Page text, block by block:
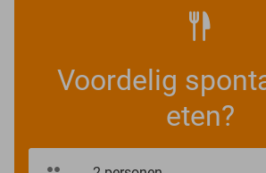
Voordelig
eten?